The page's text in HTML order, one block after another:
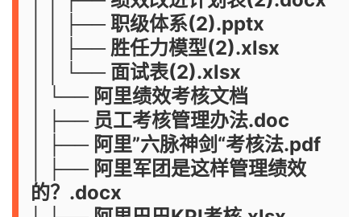
│ │ ├── 职级体系(2).pptx
│ │ ├── 胜任力模型(2).xlsx
│ │ └── 面试表(2).xlsx
│ └── 阿里绩效考核文档
│ ├── 员工考核管理办法.doc
│ ├── 阿里”六脉神剑“考核法.pdf
│ ├── 阿里军团是这样管理绩效
的？.docx